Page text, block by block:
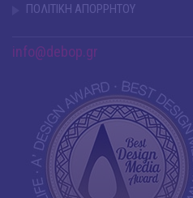
ΠΟΛΙΤΙΚΗ ΑΠΟΡΡΗΤΟΥ
info@debop.gr